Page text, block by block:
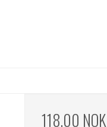
118,00 NOK